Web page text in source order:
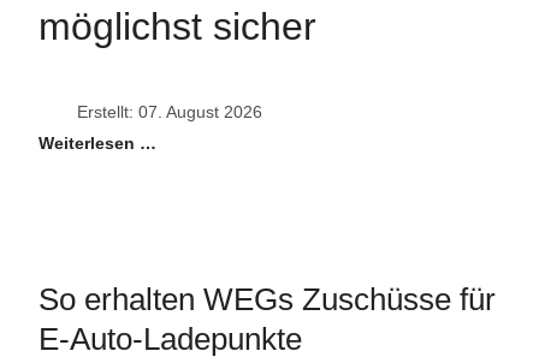
möglichst sicher
Erstellt: 07. August 2026
Weiterlesen …
So erhalten WEGs Zuschüsse für
E-Auto-Ladepunkte